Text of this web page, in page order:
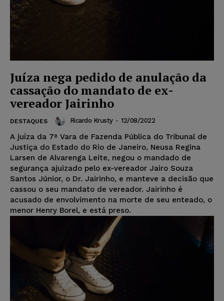
Juíza nega pedido de anulação da
cassação do mandato de ex-
vereador Jairinho
DESTAQUES Ricardo Krusty - 12/08/2022
A juíza da 7ª Vara de Fazenda Pública do Tribunal de
Justiça do Estado do Rio de Janeiro, Neusa Regina
Larsen de Alvarenga Leite, negou o mandado de
segurança ajuizado pelo ex-vereador Jairo Souza
Santos Júnior, o Dr. Jairinho, e manteve a decisão que
cassou o seu mandato de vereador. Jairinho é
acusado de envolvimento na morte de seu enteado, o
menor Henry Borel, e está preso.